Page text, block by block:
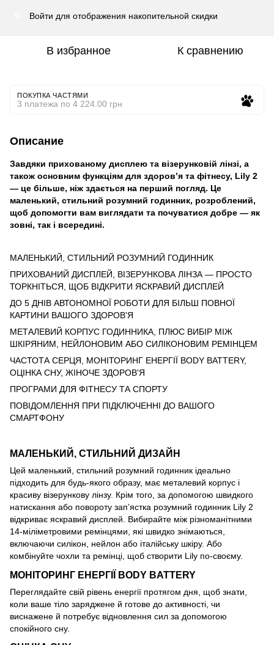
Войти для отображения накопительной скидки
В избранное К сравнению
ПОКУПКА ЧАСТЯМИ
3 платежа по 4 224.00 грн
Описание
Завдяки прихованому дисплею та візерунковій лінзі, а
також основним функціям для здоров’я та фітнесу, Lily 2
— це більше, ніж здається на перший погляд. Це
маленький, стильний розумний годинник, розроблений,
щоб допомогти вам виглядати та почуватися добре — як
зовні, так і всередині.
МАЛЕНЬКИЙ, СТИЛЬНИЙ РОЗУМНИЙ ГОДИННИК
ПРИХОВАНИЙ ДИСПЛЕЙ, ВІЗЕРУНКОВА ЛІНЗА — ПРОСТО
ТОРКНІТЬСЯ, ЩОБ ВІДКРИТИ ЯСКРАВИЙ ДИСПЛЕЙ
ДО 5 ДНІВ АВТОНОМНОЇ РОБОТИ ДЛЯ БІЛЬШ ПОВНОЇ
КАРТИНИ ВАШОГО ЗДОРОВ'Я
МЕТАЛЕВИЙ КОРПУС ГОДИННИКА, ПЛЮС ВИБІР МІЖ
ШКІРЯНИМ, НЕЙЛОНОВИМ АБО СИЛІКОНОВИМ РЕМІНЦЕМ
ЧАСТОТА СЕРЦЯ, МОНІТОРИНГ ЕНЕРГІЇ BODY BATTERY,
ОЦІНКА СНУ, ЖІНОЧЕ ЗДОРОВ'Я
ПРОГРАМИ ДЛЯ ФІТНЕСУ ТА СПОРТУ
ПОВІДОМЛЕННЯ ПРИ ПІДКЛЮЧЕННІ ДО ВАШОГО
СМАРТФОНУ
МАЛЕНЬКИЙ, СТИЛЬНИЙ ДИЗАЙН
Цей маленький, стильний розумний годинник ідеально
підходить для будь-якого образу, має металевий корпус і
красиву візерункову лінзу. Крім того, за допомогою швидкого
натискання або повороту зап’ястка розумний годинник Lily 2
відкриває яскравий дисплей. Вибирайте між різноманітними
14-міліметровими ремінцями, які швидко знімаються,
включаючи силікон, нейлон або італійську шкіру. Або
комбінуйте чохли та ремінці, щоб створити Lily по-своєму.
МОНІТОРИНГ ЕНЕРГІЇ BODY BATTERY
Переглядайте свій рівень енергії протягом дня, щоб знати,
коли ваше тіло заряджене й готове до активності, чи
виснажене й потребує відновлення сил за допомогою
спокійного сну.